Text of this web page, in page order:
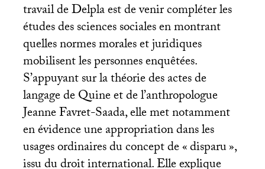
travail de Delpla est de venir compléter les
études des sciences sociales en montrant
quelles normes morales et juridiques
mobilisent les personnes enquêtées.
S’appuyant sur la théorie des actes de
langage de Quine et de l’anthropologue
Jeanne Favret-Saada, elle met notamment
en évidence une appropriation dans les
usages ordinaires du concept de «disparu»,